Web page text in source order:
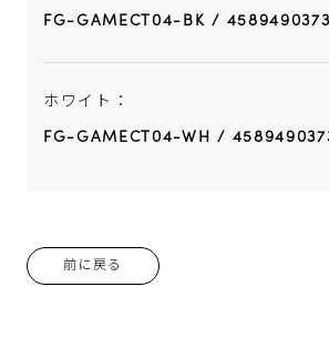
FG-GAMECT04-BK /
ホワイト：
FG-GAMECT04-WH /
前に戻る